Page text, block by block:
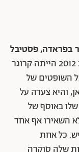
בפראדה, פסטיבל
בשנת 2012 הייתה קרוגר
השופטים של
והיא צעדה על
באוסף של
השאירו אף אחד
כל אחת